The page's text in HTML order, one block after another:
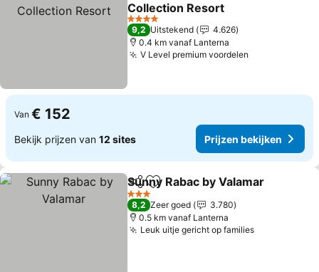
Collection Resort
Prijzen bekijken
4 Sterren
9,2 Uitstekend
4.626
0.4 km vanaf Lanterna
V Level premium voordelen
Van € 152
Bekijk prijzen van 12 sites Prijzen bekijken
DelenToevoegen aan favorieten
Sunny Rabac by Valamar
3 Sterren
8,2 Zeer goed
3.780
0.5 km vanaf Lanterna
Leuk uitje gericht op familiesPrijzen